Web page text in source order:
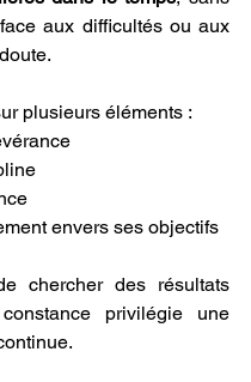
aux difficultés ou aux
plusieurs éléments :
envers ses objectifs
chercher des résultats
privilégie une